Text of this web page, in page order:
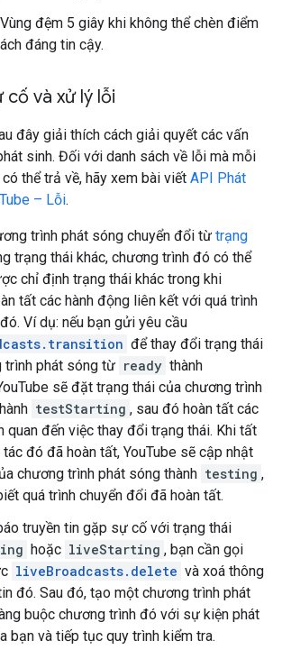
đệm 5 giây khi không thể chèn điểm
đáng tin cậy.
cố và xử lý lỗi
đây giải thích cách giải quyết các vấn
sinh. Đối với danh sách về lỗi mà mỗi
thể trả về, hãy xem bài viết API Phát
– Lỗi.
trình phát sóng chuyển đổi từ trạng
trạng thái khác, chương trình đó có thể
chỉ định trạng thái khác trong khi
tất các hành động liên kết với quá trình
Ví dụ: nếu bạn gửi yêu cầu
để thay đổi trạng thái
trình phát sóng từ ready thành
sẽ đặt trạng thái của chương trình
testStarting , sau đó hoàn tất các
quan đến việc thay đổi trạng thái. Khi tất
đó đã hoàn tất, YouTube sẽ cập nhật
chương trình phát sóng thành testing ,
quá trình chuyển đổi đã hoàn tất.
truyền tin gặp sự cố với trạng thái
hoặc liveStarting , bạn cần gọi
liveBroadcasts.delete và xoá thông
đó. Sau đó, tạo một chương trình phát
buộc chương trình đó với sự kiện phát
bạn và tiếp tục quy trình kiểm tra.